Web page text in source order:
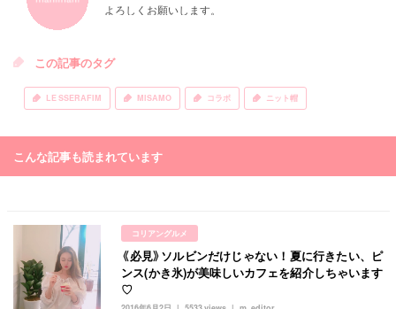
よろしくお願いします。
この記事のタグ
LE SSERAFIM MISAMO コラボ ニット帽
こんな記事も読まれています
コリアングルメ
《必見》ソルビンだけじゃない！夏に行きたい、ピ
ンス(かき氷)が美味しいカフェを紹介しちゃいます
♡